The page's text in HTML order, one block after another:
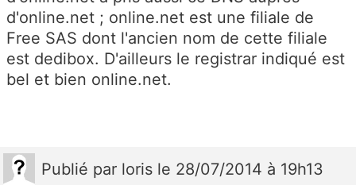
d'online.net ; online.net est une filiale de
Free SAS dont l'ancien nom de cette filiale
est dedibox. D'ailleurs le registrar indiqué est
bel et bien online.net.
Publié par loris le 28/07/2014 à 19h13